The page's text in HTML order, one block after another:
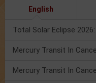
English
Total Solar Eclipse